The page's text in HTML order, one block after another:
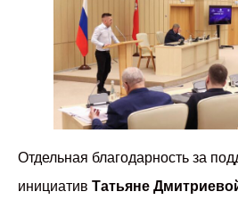
Отдельная благодарность за
инициатив Татьяне